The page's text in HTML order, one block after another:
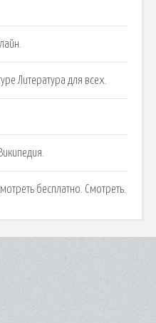
Литература для всех.
бесплатно. Смотреть.